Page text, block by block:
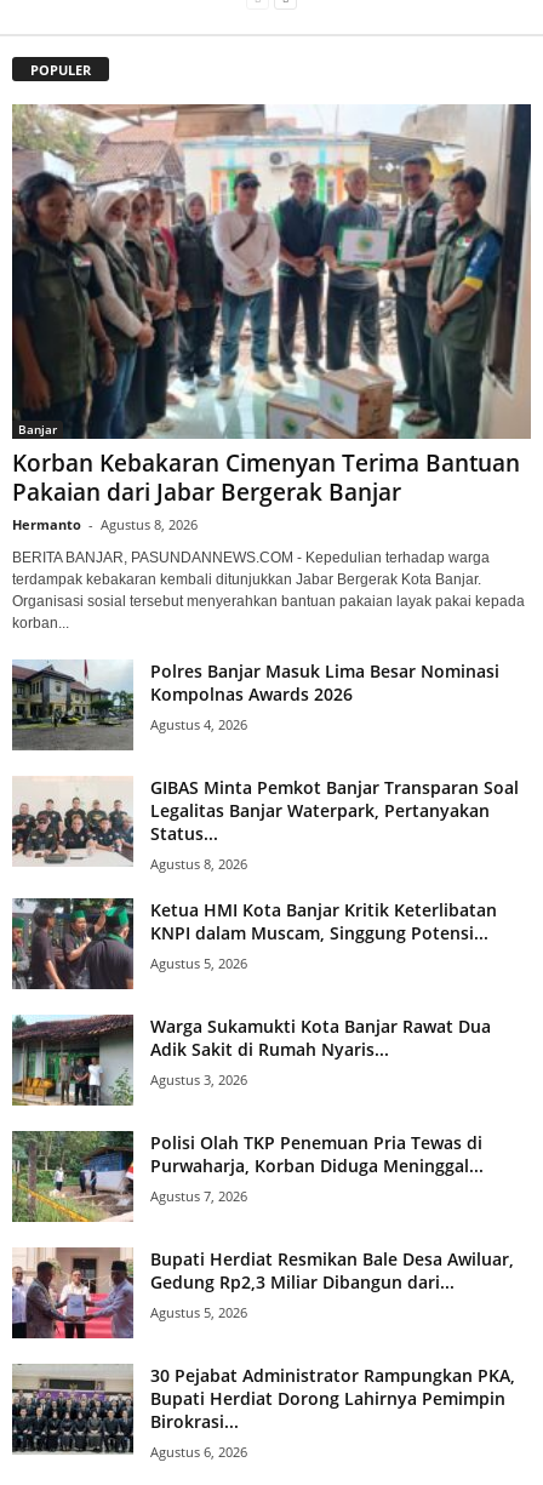
POPULER
Banjar
Korban Kebakaran Cimenyan Terima Bantuan
Pakaian dari Jabar Bergerak Banjar
Hermanto - Agustus 8, 2026
BERITA BANJAR, PASUNDANNEWS.COM - Kepedulian terhadap warga
terdampak kebakaran kembali ditunjukkan Jabar Bergerak Kota Banjar.
Organisasi sosial tersebut menyerahkan bantuan pakaian layak pakai kepada
korban...
Polres Banjar Masuk Lima Besar Nominasi
Kompolnas Awards 2026
Agustus 4, 2026
GIBAS Minta Pemkot Banjar Transparan Soal
Legalitas Banjar Waterpark, Pertanyakan
Status...
Agustus 8, 2026
Ketua HMI Kota Banjar Kritik Keterlibatan
KNPI dalam Muscam, Singgung Potensi...
Agustus 5, 2026
Warga Sukamukti Kota Banjar Rawat Dua
Adik Sakit di Rumah Nyaris...
Agustus 3, 2026
Polisi Olah TKP Penemuan Pria Tewas di
Purwaharja, Korban Diduga Meninggal...
Agustus 7, 2026
Bupati Herdiat Resmikan Bale Desa Awiluar,
Gedung Rp2,3 Miliar Dibangun dari...
Agustus 5, 2026
30 Pejabat Administrator Rampungkan PKA,
Bupati Herdiat Dorong Lahirnya Pemimpin
Birokrasi...
Agustus 6, 2026